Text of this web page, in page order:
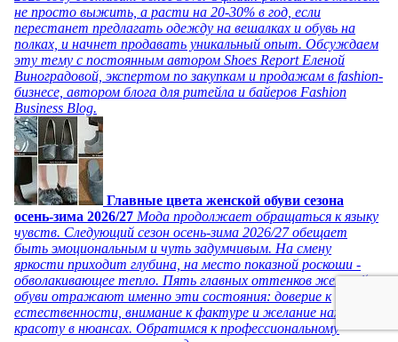
не просто выжить, а расти на 20-30% в год, если
перестанет предлагать одежду на вешалках и обувь на
полках, и начнет продавать уникальный опыт. Обсуждаем
эту тему с постоянным автором Shoes Report Еленой
Виноградовой, экспертом по закупкам и продажам в fashion-
бизнесе, автором блога для ритейла и байеров Fashion
Business Blog.
Главные цвета женской обуви сезона
осень-зима 2026/27 Мода продолжает обращаться к языку
чувств. Следующий сезон осень-зима 2026/27 обещает
быть эмоциональным и чуть задумчивым. На смену
яркости приходит глубина, на место показной роскоши -
обволакивающее тепло. Пять главных оттенков женской
обуви отражают именно эти состояния: доверие к
естественности, внимание к фактуре и желание находить
красоту в нюансах. Обратимся к профессиональному